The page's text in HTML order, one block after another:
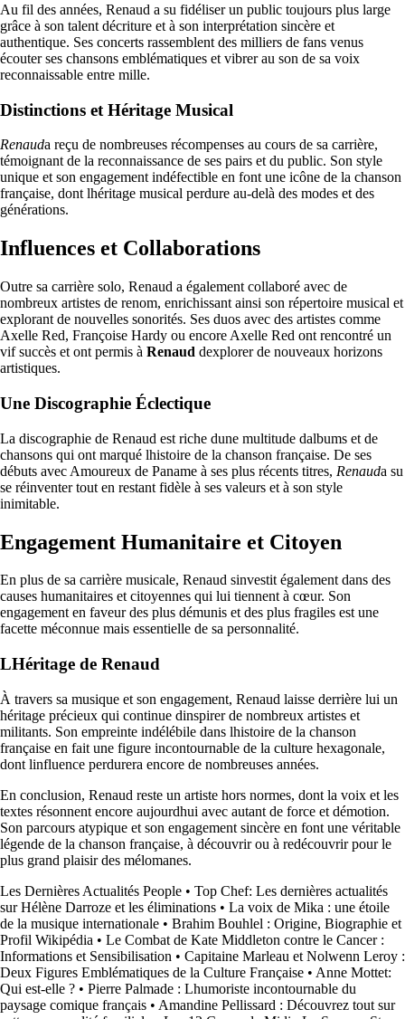
Au fil des années, Renaud a su fidéliser un public toujours plus large
grâce à son talent décriture et à son interprétation sincère et
authentique. Ses concerts rassemblent des milliers de fans venus
écouter ses chansons emblématiques et vibrer au son de sa voix
reconnaissable entre mille.
Distinctions et Héritage Musical
Renauda reçu de nombreuses récompenses au cours de sa carrière,
témoignant de la reconnaissance de ses pairs et du public. Son style
unique et son engagement indéfectible en font une icône de la chanson
française, dont lhéritage musical perdure au-delà des modes et des
générations.
Influences et Collaborations
Outre sa carrière solo, Renaud a également collaboré avec de
nombreux artistes de renom, enrichissant ainsi son répertoire musical et
explorant de nouvelles sonorités. Ses duos avec des artistes comme
Axelle Red, Françoise Hardy ou encore Axelle Red ont rencontré un
vif succès et ont permis à Renaud dexplorer de nouveaux horizons
artistiques.
Une Discographie Éclectique
La discographie de Renaud est riche dune multitude dalbums et de
chansons qui ont marqué lhistoire de la chanson française. De ses
débuts avec Amoureux de Paname à ses plus récents titres, Renauda su
se réinventer tout en restant fidèle à ses valeurs et à son style
inimitable.
Engagement Humanitaire et Citoyen
En plus de sa carrière musicale, Renaud sinvestit également dans des
causes humanitaires et citoyennes qui lui tiennent à cœur. Son
engagement en faveur des plus démunis et des plus fragiles est une
facette méconnue mais essentielle de sa personnalité.
LHéritage de Renaud
À travers sa musique et son engagement, Renaud laisse derrière lui un
héritage précieux qui continue dinspirer de nombreux artistes et
militants. Son empreinte indélébile dans lhistoire de la chanson
française en fait une figure incontournable de la culture hexagonale,
dont linfluence perdurera encore de nombreuses années.
En conclusion, Renaud reste un artiste hors normes, dont la voix et les
textes résonnent encore aujourdhui avec autant de force et démotion.
Son parcours atypique et son engagement sincère en font une véritable
légende de la chanson française, à découvrir ou à redécouvrir pour le
plus grand plaisir des mélomanes.
Les Dernières Actualités People • Top Chef: Les dernières actualités
sur Hélène Darroze et les éliminations • La voix de Mika : une étoile
de la musique internationale • Brahim Bouhlel : Origine, Biographie et
Profil Wikipédia • Le Combat de Kate Middleton contre le Cancer :
Informations et Sensibilisation • Capitaine Marleau et Nolwenn Leroy :
Deux Figures Emblématiques de la Culture Française • Anne Mottet:
Qui est-elle ? • Pierre Palmade : Lhumoriste incontournable du
paysage comique français • Amandine Pellissard : Découvrez tout sur